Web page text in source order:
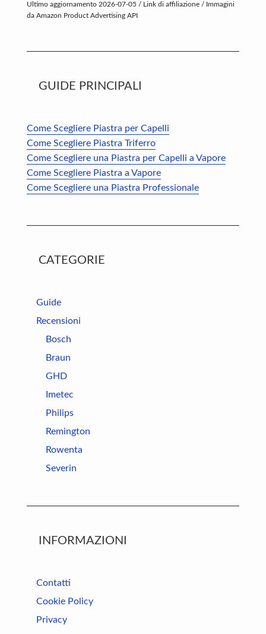
Ultimo aggiornamento 2026-07-05 / Link di affiliazione / Immagini
da Amazon Product Advertising API
GUIDE PRINCIPALI
Come Scegliere Piastra per Capelli
Come Scegliere Piastra Triferro
Come Scegliere una Piastra per Capelli a Vapore
Come Scegliere Piastra a Vapore
Come Scegliere una Piastra Professionale
CATEGORIE
Guide
Recensioni
Bosch
Braun
GHD
Imetec
Philips
Remington
Rowenta
Severin
INFORMAZIONI
Contatti
Cookie Policy
Privacy